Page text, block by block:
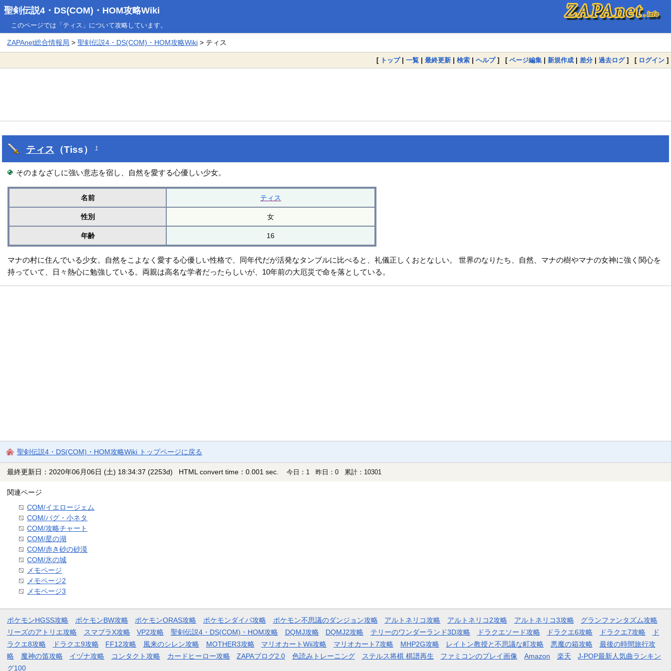
聖剣伝説4・DS(COM)・HOM攻略Wiki
このページでは「ティス」について攻略しています。
ZAPAnet総合情報局 >聖剣伝説4・DS(COM)・HOM攻略Wiki > ティス
[ トップ| 一覧 | 最終更新 | 検索 | ヘルプ] [ ページ編集 | 新規作成 | 差分 | 過去ログ] [ ログイン ]
ティス （Tiss）†
そのまなざしに強い意志を宿し、自然を愛する心優しい少女。
名前 ティス
性別 女
年齢 16
マナの村に住んでいる少女。自然をこよなく愛する心優しい性格で、同年代だが活発なタンブルに比べると、礼儀正しくおとなしい。 世界のなりたち、自然、マナの樹やマナの女神に強く関心を
持っていて、日々熱心に勉強している。両親は高名な学者だったらしいが、10年前の大厄災で命を落としている。
聖剣伝説4・DS(COM)・HOM攻略Wiki トップページに戻る
最終更新日：2020年06月06日 (土) 18:34:37 (2253d) HTML convert time：0.001 sec. 今日：1 昨日：0 累計：10301
関連ページ
COM/イエロージェム
COM/バグ・小ネタ
COM/攻略チャート
COM/星の湖
COM/赤き砂の砂漠
COM/氷の城
メモページ
メモページ2
メモページ3
ポケモンHGSS攻略 ポケモンBW攻略 ポケモンORAS攻略 ポケモンダイパ攻略 ポケモン不思議のダンジョン攻略 アルトネリコ攻略 アルトネリコ2攻略 アルトネリコ3攻略
グランファンタズム攻略
リーズのアトリエ攻略
スマブラX攻略 VP2攻略 聖剣伝説4・DS(COM)・HOM攻略 DQMJ攻略 DQMJ2攻略 テリーのワンダーランド3D攻略 ドラクエソード攻略 ドラクエ6攻略 ドラクエ7攻略
ド
ラクエ8攻略
ドラクエ9攻略 FF12攻略 風来のシレン攻略 MOTHER3攻略 マリオカートWii攻略 マリオカート7攻略 MHP2G攻略 レイトン教授と不思議な町攻略 悪魔の箱攻略
最後の時間旅行攻
略
魔神の笛攻略 イヅナ攻略 コンタクト攻略 カードヒーロー攻略 ZAPAブログ2.0 色読みトレーニング ステルス将棋 棋譜再生 ファミコンのプレイ画像 Amazon 楽天
J-POP最新人気曲ランキン
グ100